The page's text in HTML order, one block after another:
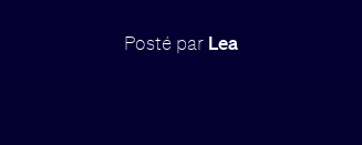
Posté par Lea